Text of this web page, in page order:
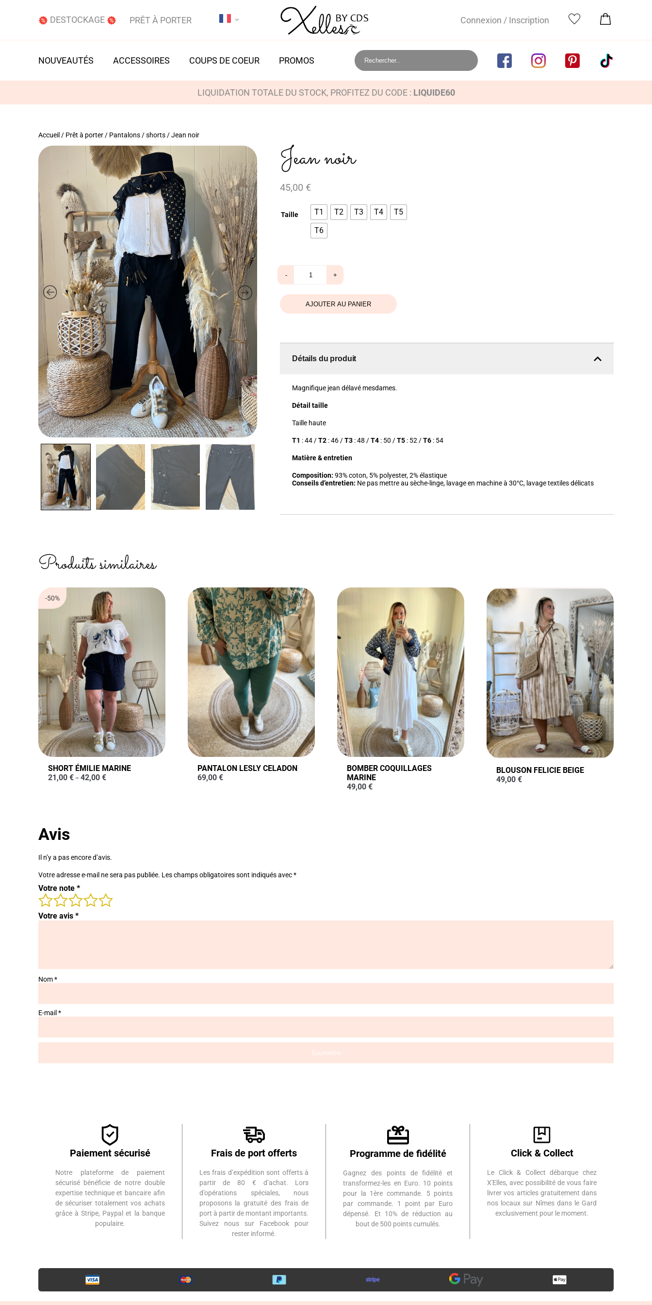
DESTOCKAGE PRÊT À PORTER Connexion / Inscription
NOUVEAUTÉS ACCESSOIRES COUPS DE COEUR PROMOS
LIQUIDATION TOTALE DU STOCK, PROFITEZ DU CODE : LIQUIDE60
Accueil / Prêt à porter / Pantalons / shorts / Jean noir
Jean noir
45,00 €
Taille T1 T2 T3 T4
T5
T6
de
Jean
noir
- +
AJOUTER AU PANIER
Détails du produit
Magnifique jean délavé mesdames.
Détail taille
Taille haute
T1 : 44 /T2 : 46 /T3 : 48 /T4 : 50 /T5 : 52 /T6 : 54
Matière & entretien
Composition: 93% coton, 5% polyester, 2% élastique
Conseils d’entretien: Ne pas mettre au sèche-linge, lavage en machine à 30°C, lavage textiles délicats
Produits similaires
-50%
SHORT ÉMILIE MARINE
21,00 € – 42,00 €
PANTALON LESLY CELADON
69,00€
BOMBER COQUILLAGES
MARINE
49,00€
BLOUSON FELICIE BEIGE
49,00€
Avis
Il n’y a pas encore d’avis.
Votre adresse e-mail ne sera pas publiée. Les champs obligatoires sont indiqués avec*
Votre note *
Votre avis *
Nom*
E-mail*
Paiement sécurisé
Notre plateforme de paiement
sécurisé bénéficie de notre double
expertise technique et bancaire afin
de sécuriser totalement vos achats
grâce à Stripe, Paypal et la banque
populaire.
Frais de port offerts
Les frais d’expédition sont offerts à
partir de 80 € d’achat. Lors
d’opérations spéciales, nous
proposons la gratuité des frais de
port à partir de montant importants.
Suivez nous sur Facebook pour
rester informé.
Programme de fidélité
Gagnez des points de fidélité et
transformez-les en Euro. 10 points
pour la 1ère commande. 5 points
par commande. 1 point par Euro
dépensé. Et 10% de réduction au
bout de 500 points cumulés.
Click & Collect
Le Click & Collect débarque chez
X'Elles, avec possibilité de vous faire
livrer vos articles gratuitement dans
nos locaux sur Nîmes dans le Gard
exclusivement pour le moment.